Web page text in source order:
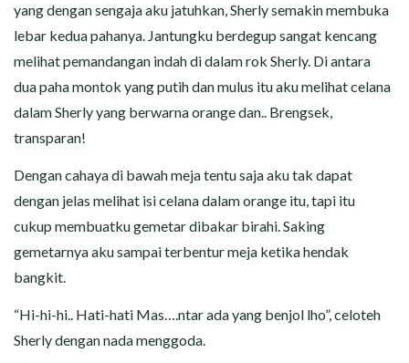
yang dengan sengaja aku jatuhkan, Sherly semakin membuka
lebar kedua pahanya. Jantungku berdegup sangat kencang
melihat pemandangan indah di dalam rok Sherly. Di antara
dua paha montok yang putih dan mulus itu aku melihat celana
dalam Sherly yang berwarna orange dan.. Brengsek,
transparan!
Dengan cahaya di bawah meja tentu saja aku tak dapat
dengan jelas melihat isi celana dalam orange itu, tapi itu
cukup membuatku gemetar dibakar birahi. Saking
gemetarnya aku sampai terbentur meja ketika hendak
bangkit.
“Hi-hi-hi.. Hati-hati Mas….ntar ada yang benjol lho”, celoteh
Sherly dengan nada menggoda.